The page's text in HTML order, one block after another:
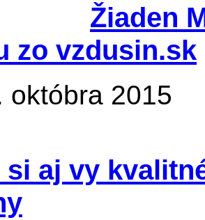
Žiaden
zo vzdusin.sk
októbra 2015
si aj vy